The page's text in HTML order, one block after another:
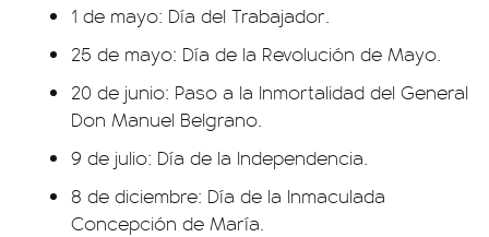
1 de mayo: Día del Trabajador.
25 de mayo: Día de la Revolución de Mayo.
20 de junio: Paso a la Inmortalidad del General
Don Manuel Belgrano.
9 de julio: Día de la Independencia.
8 de diciembre: Día de la Inmaculada
Concepción de María.